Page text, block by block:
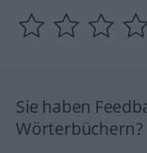
Sie haben
Wörterbüchern?